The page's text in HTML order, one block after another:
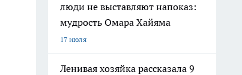
люди не выставляют напоказ:
мудрость Омара Хайяма
17 июля
Ленивая хозяйка рассказала 9